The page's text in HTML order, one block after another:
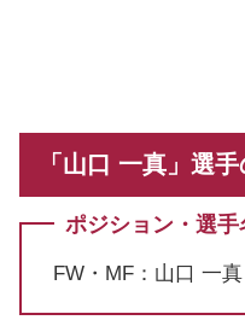
「山口 一真」選
ポジション・選手
FW・MF：山口 一